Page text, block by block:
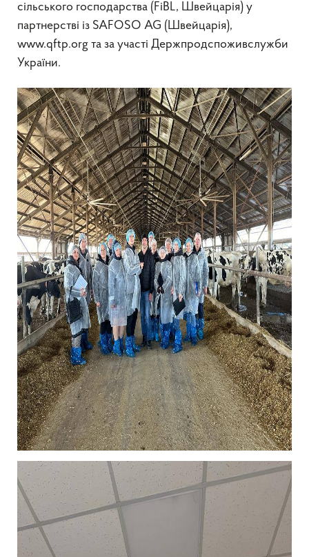
сільського господарства (FiBL, Швейцарія) у
партнерстві із SAFOSO AG (Швейцарія),
www.qftp.org та за участі Держпродспоживслужби
України.